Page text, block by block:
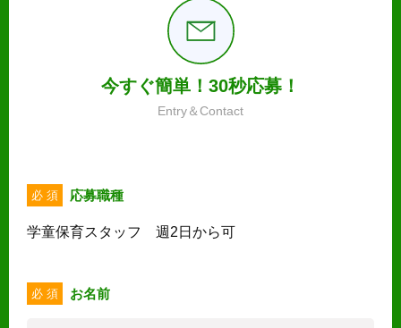
今すぐ簡単！30秒応募！
Entry＆Contact
必 須 応募職種
学童保育スタッフ 週2日から可
必 須 お名前